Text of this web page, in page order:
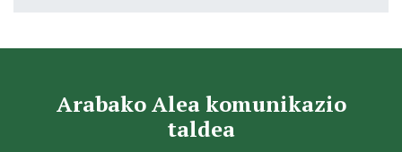
Arabako Alea komunikazio
taldea